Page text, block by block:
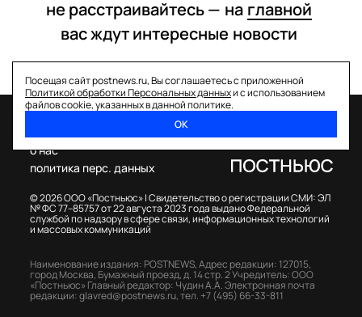
не расстраивайтесь — на главной
вас ждут интересные новости
Посещая сайт postnews.ru, Вы соглашаетесь с приложенной
Политикой обработки Персональных данныхи с использованием
файлов cookie, указанных в данной политике.
ОК
© 2026 ООО «Постньюс» |Свидетельство о регистрации СМИ: ЭЛ
№ ФС 77–85757 от 22 августа 2023 года выдано Федеральной
службой по надзору в сфере связи, информационных технологий
и массовых коммуникаций
о нас
политика перс. данных
Наименование издания: POSTNEWS,Адрес редакции: 127015,
город Москва, Бумажный проезд, д. 14 стр. 2Учредитель: ООО
«Постньюс» Главный редактор: Чудин А.А.Электронная почта
редакции:glavred@postnews.ru,тел. +7 (495) 66-33-811